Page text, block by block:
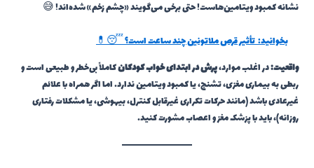
نشانه کمبود ویتامین‌هاست! حتی برخی می‌گویند «چشم زخم» شده‌اند! 😅
بخوانید:تأثیر قرص ملاتونین چند ساعت است؟ 😴💊
واقعیت:در اغلب موارد،پرش در ابتدای خواب کودکانکاملاً بی‌خطر و طبیعی است و
ربطی به بیماری مغزی، تشنج، یا کمبود ویتامین ندارد. اما اگر همراه با علائم
غیرعادی باشد (مانند حرکات تکراری غیرقابل کنترل، بیهوشی، یا مشکلات رفتاری
روزانه)، باید با پزشک مغز و اعصاب مشورت کنید.